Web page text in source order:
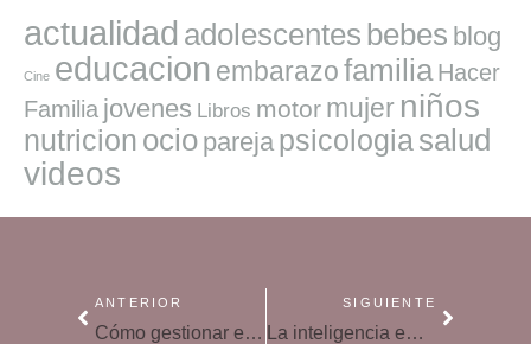
actualidad adolescentes bebes blog
Cine educacion embarazofamilia Hacer
Familia jovenes Libros motor mujer niños
nutricion ocio pareja psicologiasalud
videos
ANTERIOR
Cómo gestionar emocionalmente una entrevista de trabajo
SIGUIENTE
La inteligencia emocional: ¿cómo puede ayudarte a vivir mejor?